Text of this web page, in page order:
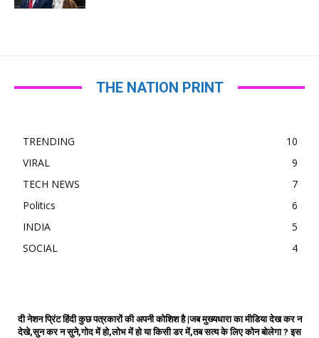
THE NATION PRINT
TRENDING
10
VIRAL
9
TECH NEWS
7
Politics
6
INDIA
5
SOCIAL
4
दी नेशन प्रिंट हिंदी कुछ पत्रकारों की अपनी कोशिश है |जब मुख्यधारा का मीडिया देख कर न
देखे,सुन कर न सुने,गोद में हो,लोभ में हो या किसी डर में,तब सत्य के लिए कोन बोलेगा ? इस